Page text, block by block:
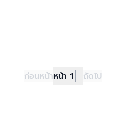
ก่อนหน้าหน้า 1 ถัดไป